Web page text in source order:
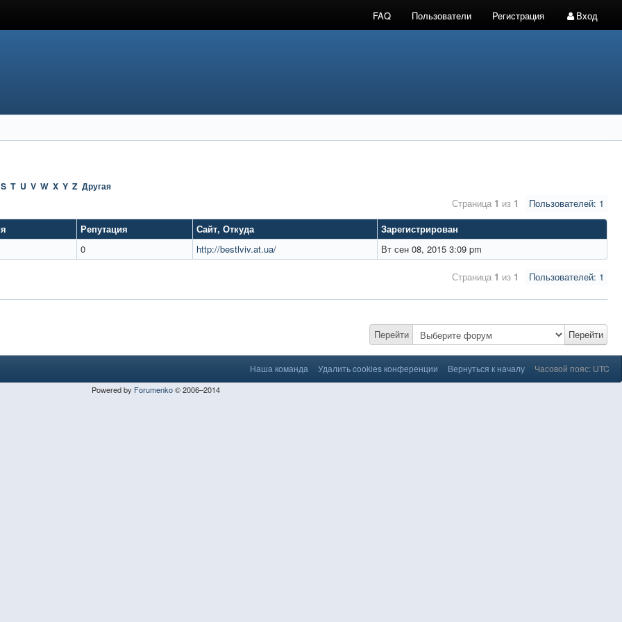
FAQ Пользователи Регистрация Вход
S T U V W X Y Z Другая
Пользователей: 1
Страница 1 из 1
Репутация Сайт, Откуда
Зарегистрирован
0 http://bestlviv.at.ua/ Вт сен 08, 2015 3:09 pm
Пользователей: 1
Страница 1 из 1
Перейти Перейти
Наша команда Удалить cookies конференции Вернуться к началу Часовой пояс: UTC
Powered by Forumenko© 2006–2014